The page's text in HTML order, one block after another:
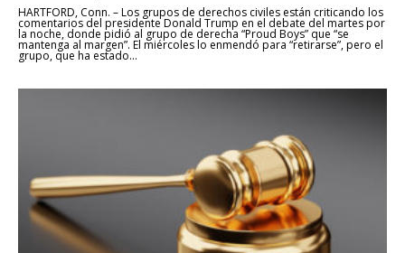
HARTFORD, Conn. – Los grupos de derechos civiles están criticando los
comentarios del presidente Donald Trump en el debate del martes por
la noche, donde pidió al grupo de derecha “Proud Boys” que “se
mantenga al margen”. El miércoles lo enmendó para “retirarse”, pero el
grupo, que ha estado...